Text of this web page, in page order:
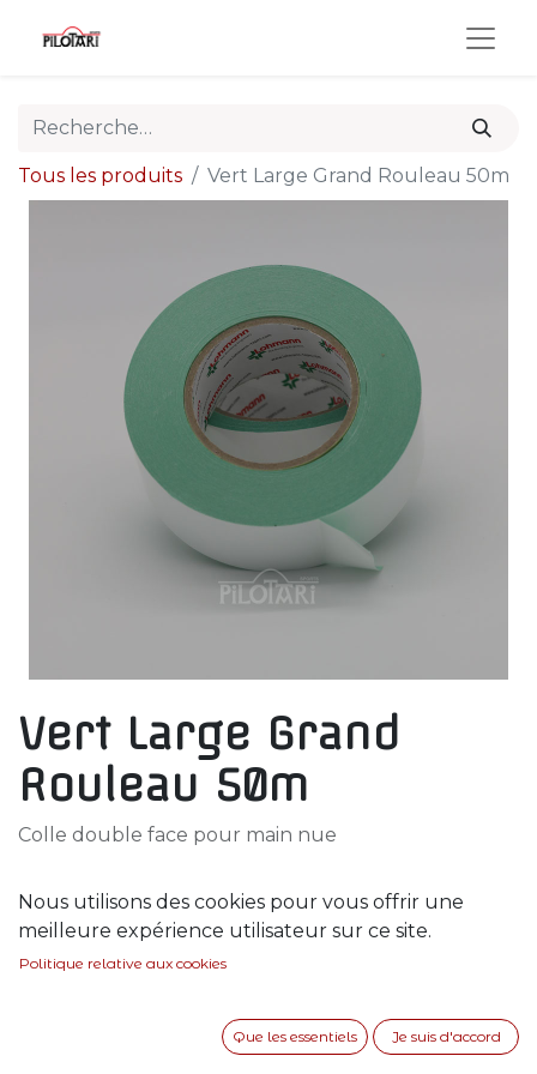
Tous les produits Vert Large Grand Rouleau 50m
Vert Large Grand
Rouleau 50m
Colle double face pour main nue
43,00€
AJOUTER AU PANIER
Nous utilisons des cookies pour vous offrir une
meilleure expérience utilisateur sur ce site.
Politique relative aux cookies
Que les essentiels Je suis d'accord